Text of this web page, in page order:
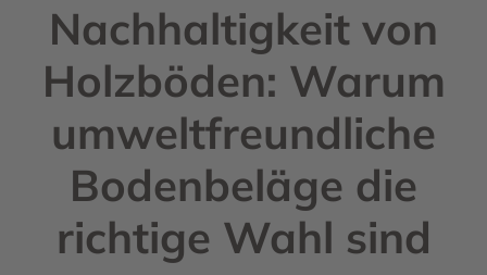
Nachhaltigkeit von
Holzböden: Warum
umweltfreundliche
Bodenbeläge die
richtige Wahl sind